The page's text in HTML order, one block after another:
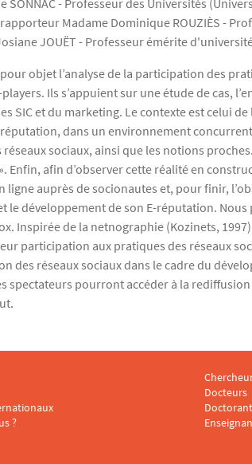
SONNAC - Professeur des Universités
Madame Dominique ROUZIÈS -
JOUËT - Professeur émérite
objet l’analyse de la participation des
Ils s’appuient sur une étude de cas,
SIC et du marketing. Le contexte est celui
dans un environnement
sociaux, ainsi que les notions
Enfin, afin d’observer cette réalité en
ligne auprès de socionautes et, pour finir,
le développement de son E-réputation.
Inspirée de la netnographie (Kozinets,
participation aux pratiques des réseaux
des réseaux sociaux dans le cadre du
spectateurs pourront accéder à la
1
?
Menu
Docteurs